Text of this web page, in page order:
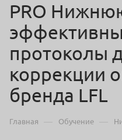
PRO
протоколы
коррекции
бренда LFL
Главная — Обучение —